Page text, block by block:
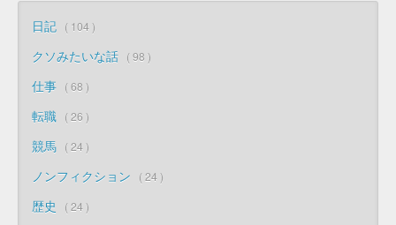
日記 104
クソみたいな話 98
仕事 68
転職 26
競馬 24
ノンフィクション 24
歴史 24